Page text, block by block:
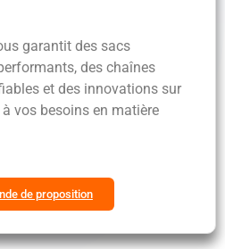
garantit des sacs
des chaînes
et des innovations sur
vos besoins en matière
de proposition